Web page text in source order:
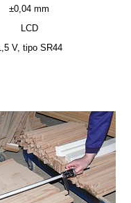
±0,04 mm
LCD
V, tipo SR44